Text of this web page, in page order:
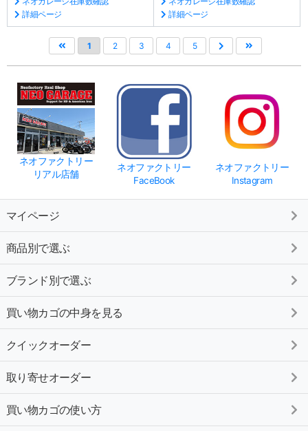
詳細ページ
詳細ページ
1 2 3 4 5
ネオファクトリー
リアル店舗
ネオファクトリー
FaceBook
ネオファクトリー
Instagram
マイページ
商品別で選ぶ
ブランド別で選ぶ
買い物カゴの中身を見る
クイックオーダー
取り寄せオーダー
買い物カゴの使い方